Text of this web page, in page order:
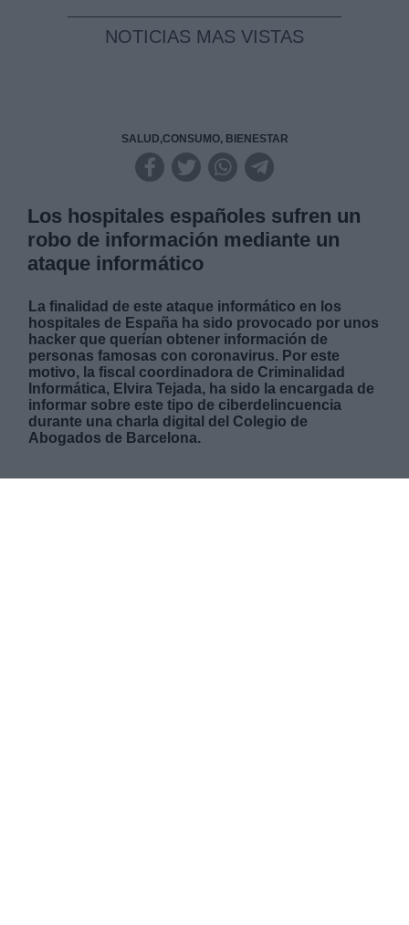
NOTICIAS MAS VISTAS
SALUD,CONSUMO, BIENESTAR
Los hospitales españoles sufren un
robo de información mediante un
ataque informático
La finalidad de este ataque informático en los
hospitales de España ha sido provocado por unos
hacker que querían obtener información de
personas famosas con coronavirus. Por este
motivo, la fiscal coordinadora de Criminalidad
Informática, Elvira Tejada, ha sido la encargada de
informar sobre este tipo de ciberdelincuencia
durante una charla digital del Colegio de
Abogados de Barcelona.